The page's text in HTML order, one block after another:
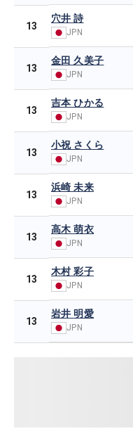
13
穴井 詩
JPN
13
金田 久美子
JPN
13
吉本 ひかる
JPN
13
小祝 さくら
JPN
13
浜崎 未来
JPN
13
高木 萌衣
JPN
13
木村 彩子
JPN
13
岩井 明愛
JPN